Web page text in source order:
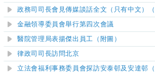
政務司司長會見傳媒談話全文（只有中文）（
金融領導委員會舉行第四次會議
醫院管理局表揚傑出員工（附圖）
律政司司長訪問北京
立法會福利事務委員會探訪安泰邨及安達邨（